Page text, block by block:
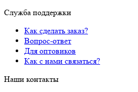
Служба поддержки
Как сделать заказ?
Вопрос-ответ
Для оптовиков
Как с нами связаться?
Наши контакты